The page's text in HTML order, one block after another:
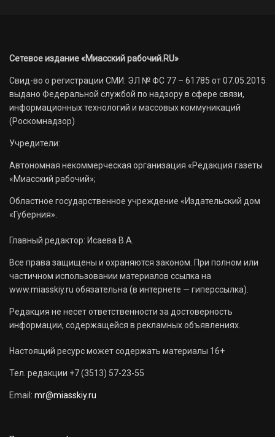
Сетевое издание «Миасский рабочий.RU»
Свид-во о регистрации СМИ: ЭЛ № ФС 77 – 61785 от 07.05.2015
выдано Федеральной службой по надзору в сфере связи,
информационных технологий и массовых коммуникаций
(Роскомнадзор)
Учредители:
Автономная некоммерческая организация «Редакция газеты
«Миасский рабочий»;
Областное государственное учреждение «Издательский дом
«Губерния».
Главный редактор: Исаева В.А.
Все права защищены и охраняются законом. При полном или
частичном использовании материалов ссылка на
www.miasskiy.ru обязательна (в интернете — гиперссылка).
Редакция не несет ответственности за достоверность
информации, содержащейся в рекламных объявлениях.
Настоящий ресурс может содержать материалы 16+
Тел. редакции +7 (3513) 57-23-55
Email: mr@miasskiy.ru